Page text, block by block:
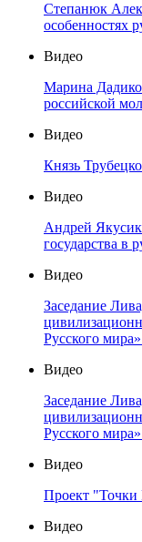
Степанюк
особенностях
Видео
Марина
российской
Видео
Князь
Видео
Андрей
государства в
Видео
Заседание
Русского
Видео
Заседание
Русского
Видео
Проект "Точки
Видео